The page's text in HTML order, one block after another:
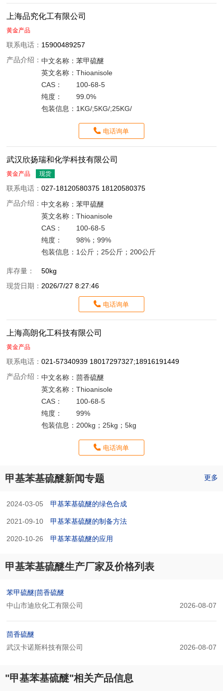
上海品究化工有限公司
黄金产品
联系电话： 15900489257
产品介绍：中文名称：苯甲硫醚
英文名称：Thioanisole
CAS：
100-68-5
纯度：
99.0%
包装信息： 1KG/;5KG/;25KG/
电话询单
武汉欣扬瑞和化学科技有限公司
黄金产品 现货
联系电话：027-18120580375 18120580375
产品介绍：中文名称：苯甲硫醚
英文名称：Thioanisole
CAS：
100-68-5
纯度：
98%；99%
包装信息： 1公斤；25公斤；200公斤
库存量：
50kg
现货日期： 2026/7/27 8:27:46
电话询单
上海高朗化工科技有限公司
黄金产品
联系电话：021-57340939 18017297327;18916191449
产品介绍：中文名称：茴香硫醚
英文名称：Thioanisole
CAS：
100-68-5
纯度：
99%
包装信息： 200kg；25kg；5kg
电话询单
甲基苯基硫醚新闻专题 更多
2024-03-05 甲基苯基硫醚的绿色合成
2021-09-10 甲基苯基硫醚的制备方法
2020-10-26 甲基苯基硫醚的应用
甲基苯基硫醚生产厂家及价格列表
苯甲硫醚|茴香硫醚
中山市迪欣化工有限公司
2026-08-07
茴香硫醚
武汉卡诺斯科技有限公司
2026-08-07
"甲基苯基硫醚"相关产品信息